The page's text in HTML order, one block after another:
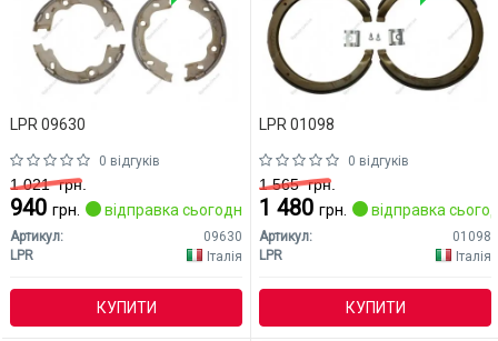
LPR 09630
0 відгуків
1 021грн.
940 грн. відправка сьогодні
Артикул:
09630
LPR
Італія
КУПИТИ
LPR 01098
0 відгуків
1 565грн.
1 480 грн. відправка
Артикул:
01098
LPR
Італія
КУПИТИ